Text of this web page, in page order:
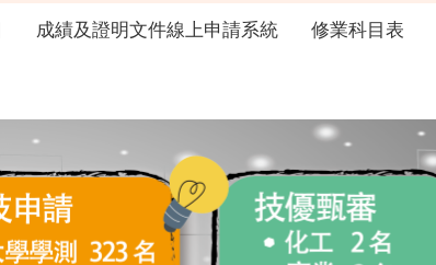
成績及證明文件線上申請系統 修業科目表